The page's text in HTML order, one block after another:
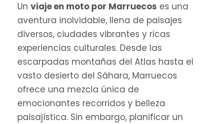
Un viaje en moto por Marruecos es una
aventura inolvidable, llena de paisajes
diversos, ciudades vibrantes y ricas
experiencias culturales. Desde las
escarpadas montañas del Atlas hasta el
vasto desierto del Sáhara, Marruecos
ofrece una mezcla única de
emocionantes recorridos y belleza
paisajística. Sin embargo, planificar un